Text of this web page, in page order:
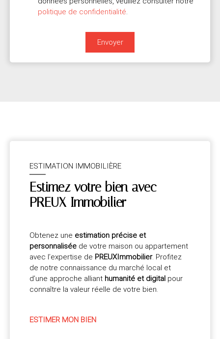
politique de confidentialité.
Envoyer
ESTIMATION IMMOBILIÈRE
Estimez votre bien avec
PREUX Immobilier
Obtenez une estimation précise et
personnalisée de votre maison ou appartement
avec l’expertise de PREUXImmobilier. Profitez
de notre connaissance du marché local et
d’une approche alliant humanité et digital pour
connaître la valeur réelle de votre bien.
ESTIMER MON BIEN